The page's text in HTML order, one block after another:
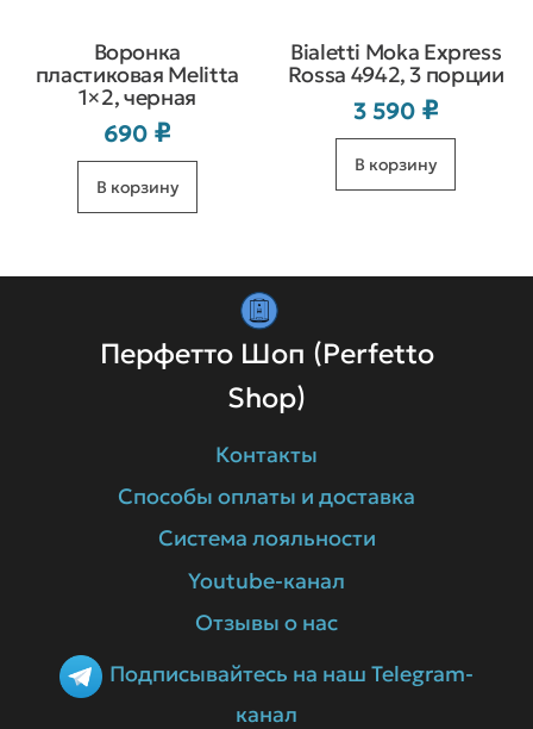
Воронка
пластиковая Melitta
1×2, черная
690 ₽
В корзину
Bialetti Moka Express
Rossa 4942, 3 порции
3 590 ₽
В корзину
Перфетто Шоп (Perfetto
Shop)
Контакты
Способы оплаты и доставка
Система лояльности
Youtube-канал
Отзывы о нас
Подписывайтесь на наш Telegram-
канал